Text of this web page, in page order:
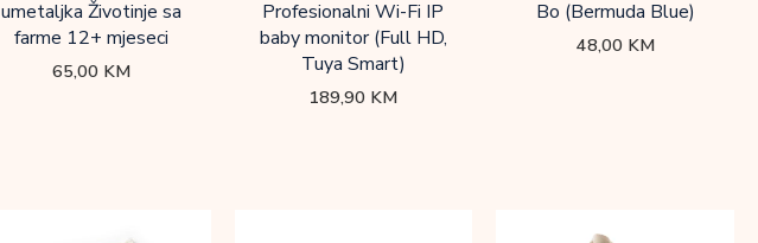
umetaljka Životinje sa
farme 12+ mjeseci
65,00 KM
Profesionalni Wi-Fi IP
baby monitor (Full HD,
Tuya Smart)
189,90 KM
Bo (Bermuda Blue)
48,00 KM